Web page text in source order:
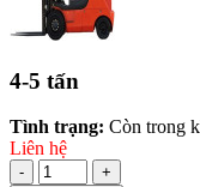
4-5 tấn
Tình trạng: Còn trong
Liên hệ
-
+